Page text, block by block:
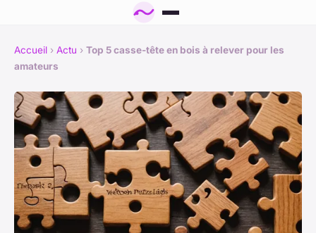
Accueil › Actu › Top 5 casse-tête en bois à relever pour les
amateurs